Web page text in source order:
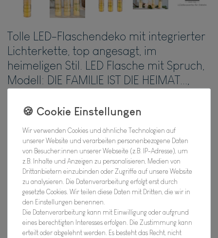
Tolle LED-Flaschendeko mit integrierter
Lichterkette, top angesagt, im
heimeligen Stil. LED Flasche mit Spruch,
Modell: DIE FAMILIE IST DIE HEIMAT...,
Artikel Nr.:
23SME1025
9,01 EUR*
Inhalt1Stück
Verfügbarkeit: Bald wieder für Dich da !
Wir verwenden Cookies und ähnliche Technologien auf
unserer Website und verarbeiten personenbezogene Daten
von Besucher:innen unserer Webseite (z.B. IP-Adresse), um
z.B. Inhalte und Anzeigen zu personalisieren, Medien von
Drittanbietern einzubinden oder Zugriffe auf unsere Website
zu analysieren. Die Datenverarbeitung erfolgt erst durch
gesetzte Cookies. Wir teilen diese Daten mit Dritten, die wir in
den Einstellungen benennen.
Die Datenverarbeitung kann mit Einwilligung oder aufgrund
eines berechtigten Interesses erfolgen. Die Zustimmung kann
erteilt oder abgelehnt werden. Es besteht das Recht, nicht